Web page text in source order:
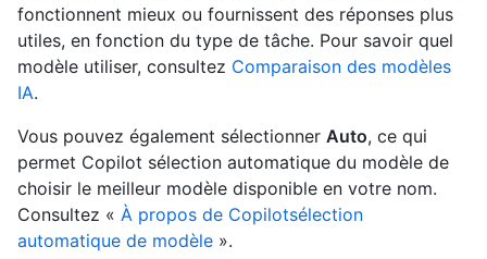
fonctionnent mieux ou fournissent des réponses plus
utiles, en fonction du type de tâche. Pour savoir quel
modèle utiliser, consultez Comparaison des modèles
IA.
Vous pouvez également sélectionner Auto, ce qui
permet Copilot sélection automatique du modèle de
choisir le meilleur modèle disponible en votre nom.
Consultez « À propos de Copilotsélection
automatique de modèle ».